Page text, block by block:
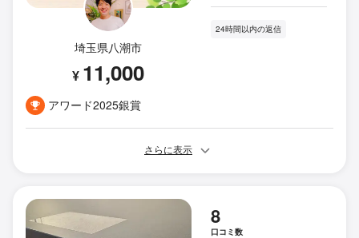
埼玉県八潮市
¥ 11,000
アワード2025銀賞
24時間以内の返信
さらに表示
8
口コミ数